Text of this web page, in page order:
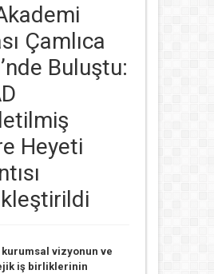
Çamlıca
Buluştu:
Heyeti
kurumsal vizyonun ve
iş birliklerinin